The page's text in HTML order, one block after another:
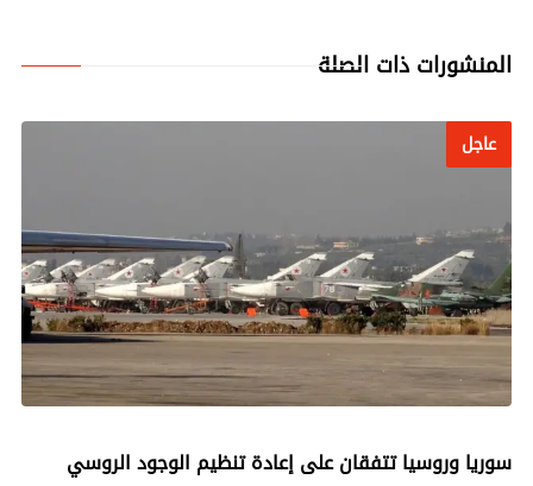
المنشورات ذات الصلة
عاجل
سوريا وروسيا تتفقان على إعادة تنظيم الوجود الروسي